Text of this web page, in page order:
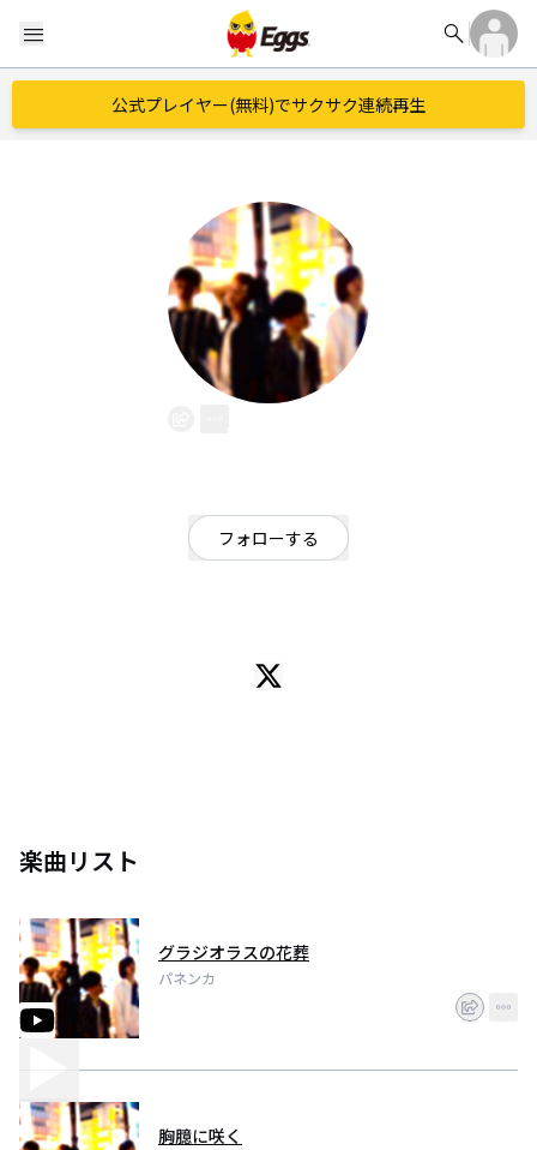
menu search
公式プレイヤー(無料)でサクサク連続再生
フォローする
楽曲リスト
グラジオラスの花葬
パネンカ
胸臆に咲く